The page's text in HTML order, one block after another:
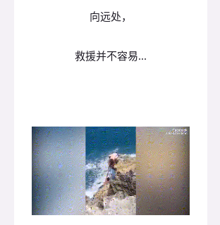
向远处，
救援并不容易...